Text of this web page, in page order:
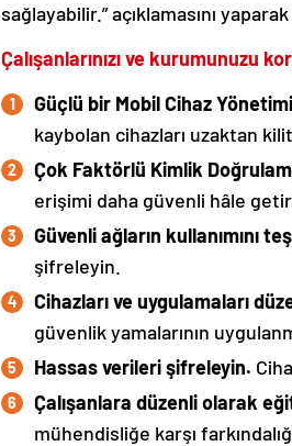
sağlayabilir.” açıklamasını
Çalışanlarınızı ve kurumunuzu
Güçlü bir Mobil Cihaz
kaybolan cihazları uzaktan
Çok Faktörlü Kimlik
erişimi daha güvenli hâle
Güvenli ağların kullanımını
şifreleyin.
Cihazları ve uygulamaları
güvenlik yamalarının
Hassas verileri şifreleyin.
Çalışanlara düzenli olarak
mühendisliğe karşı